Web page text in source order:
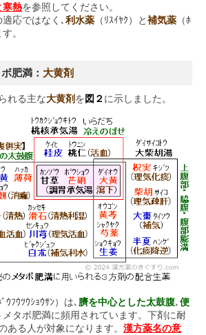
寒熱を参照してください。
適応ではなく､ 利水薬 （ﾘｽｲﾔｸ）と 補気薬 （ﾎ
。
肥満： 大黄剤
れる主な大黄剤 を 図２ に示しました。
ﾞｳﾌｳﾂｳｼｮｳｻﾝ）は､ 臍を中心とした太鼓腹､ 便
メタボ肥満に頻用されています。下剤に耐
ある人が対象になります。 漢方薬名の意